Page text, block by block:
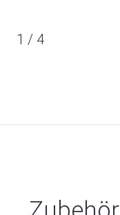
1 / 4